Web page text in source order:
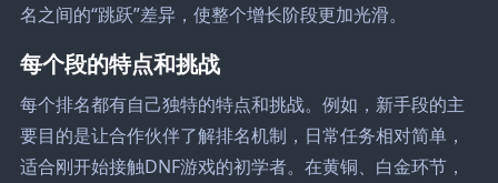
名之间的“跳跃”差异，使整个增长阶段更加光滑。
每个段的特点和挑战
每个排名都有自己独特的特点和挑战。例如，新手段的主
要目的是让合作伙伴了解排名机制，日常任务相对简单，
适合刚开始接触DNF游戏的初学者。在黄铜、白金环节，